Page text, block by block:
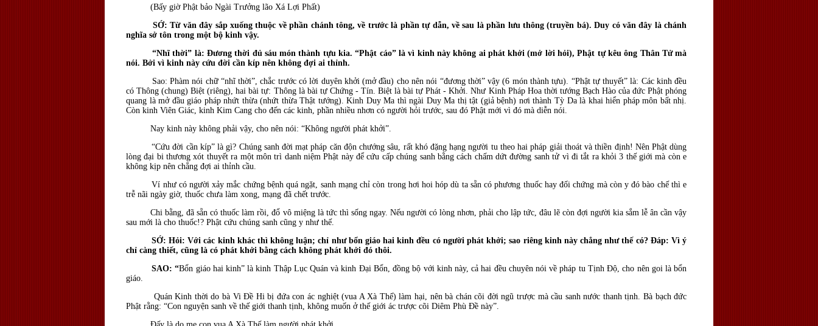
(Bấy giờ Phật bảo Ngài Trưởng lão Xá Lợi Phất)
SỚ: Từ văn đây sắp xuống thuộc về phần chánh tông, về trước là phần tự dẫn, về sau là phần lưu thông (truyền bá). Duy có văn đây là chánh
nghĩa sở tôn trong một bộ kinh vậy.
“Nhĩ thời” là: Ðương thời đủ sáu món thành tựu kia. “Phật cáo” là vì kinh này không ai phát khởi (mở lời hỏi), Phật tự kêu ông Thân Tử mà
nói. Bởi vì kinh này cứu đời cần kíp nên không đợi ai thỉnh.
Sao: Phàm nói chữ “nhĩ thời”, chắc trước có lời duyên khởi (mở đầu) cho nên nói “đương thời” vậy (6 món thành tựu). “Phật tự thuyết” là: Các kinh đều
có Thông (chung) Biệt (riêng), hai bài tự: Thông là bài tự Chứng - Tín. Biệt là bài tự Phát - Khởi. Như Kinh Pháp Hoa thời tướng Bạch Hào của đức Phật phóng
quang là mở đầu giáo pháp nhứt thừa (nhứt thừa Thật tướng). Kinh Duy Ma thì ngài Duy Ma thị tật (giả bệnh) nơi thành Tỳ Da là khai hiển pháp môn bất nhị.
Còn kinh Viên Giác, kinh Kim Cang cho đến các kinh, phần nhiều nhơn có người hỏi trước, sau đó Phật mới vì đó mà diễn nói.
Nay kinh này không phải vậy, cho nên nói: “Không người phát khởi”.
“Cứu đời cần kíp” là gì? Chúng sanh đời mạt pháp căn độn chướng sâu, rất khó đặng hạng người tu theo hai pháp giải thoát và thiền định! Nên Phật dùng
lòng đại bi thương xót thuyết ra một môn trì danh niệm Phật này để cứu cấp chúng sanh bằng cách chấm dứt đường sanh tử vì đi tắt ra khỏi 3 thế giới mà còn e
không kịp nên chẳng đợi ai thỉnh cầu.
Ví như có người xảy mắc chứng bệnh quá ngặt, sanh mạng chỉ còn trong hơi hoi hóp dù ta sẵn có phương thuốc hay đối chứng mà còn y đó bào chế thì e
trễ nãi ngày giờ, thuốc chưa làm xong, mạng đã chết trước.
Chi bằng, đã sẵn có thuốc làm rồi, đổ vô miệng là tức thì sống ngay. Nếu người có lòng nhơn, phải cho lập tức, đâu lẽ còn đợi người kia sắm lễ ân cần vậy
sau mới là cho thuốc!? Phật cứu chúng sanh cũng y như thế.
SỚ: Hỏi: Với các kinh khác thì không luận; chỉ như bổn giáo hai kinh đều có người phát khởi; sao riêng kinh này chẳng như thế có? Ðáp: Vì ý
chỉ càng thiết, cũng là có phát khởi bằng cách không phát khởi đó thôi.
SAO: “Bổn giáo hai kinh” là kinh Thập Lục Quán và kinh Ðại Bổn, đồng bộ với kinh này, cả hai đều chuyên nói về pháp tu Tịnh Ðộ, cho nên goi là bổn
giáo.
Quán Kinh thời do bà Vi Ðề Hi bị đứa con ác nghiệt (vua A Xà Thế) làm hại, nên bà chán cõi đời ngũ trược mà cầu sanh nước thanh tịnh. Bà bạch đức
Phật rằng: “Con nguyện sanh về thế giới thanh tịnh, không muốn ở thế giới ác trược cõi Diêm Phù Ðề này”.